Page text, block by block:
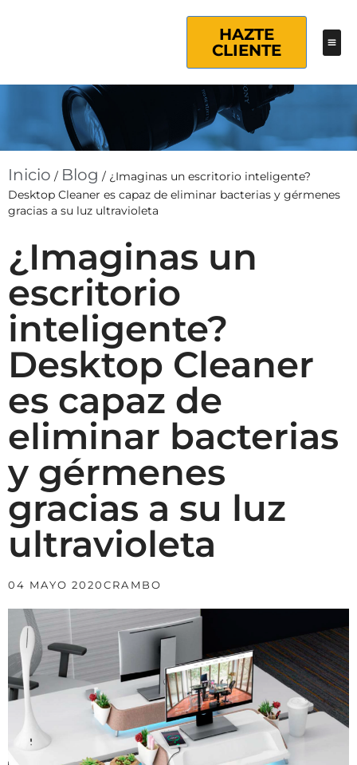
HAZTE
CLIENTE
Inicio / Blog / ¿Imaginas un escritorio inteligente?
Desktop Cleaner es capaz de eliminar bacterias y gérmenes
gracias a su luz ultravioleta
¿Imaginas un
escritorio
inteligente?
Desktop Cleaner
es capaz de
eliminar bacterias
y gérmenes
gracias a su luz
ultravioleta
04 MAYO 2020CRAMBO